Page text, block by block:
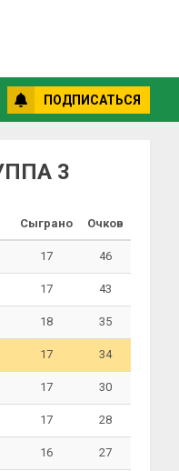
ПОДПИСАТЬСЯ
3
Сыграно Очков
17 46
17 43
18 35
17 34
17 30
17 28
16 27